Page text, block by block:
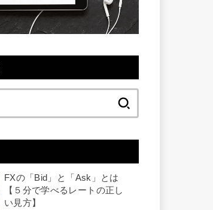
FXの「Bid」と「Ask」とは
【５分で学べるレートの正し
い見方】